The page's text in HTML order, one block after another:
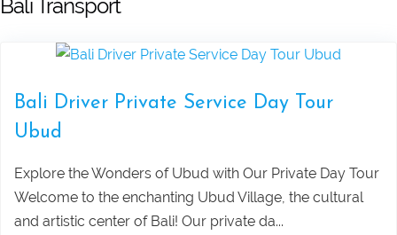
Terrace Tour
Watersport And Uluwatu Sunset Tour
Package
Mount Batur Sunrise Trekking – Best
tour
Lempuyang Temple Tour (The Gate to
Heaven) in East Bali
Bedugul dan Tanah Lot Sunset Tour
Pura Taman Ayun dan Tanah Lot
Bali Transport
Bali Driver Private Service Day Tour
Ubud
Explore the Wonders of Ubud with Our Private Day Tour
Welcome to the enchanting Ubud Village, the cultural
and artistic center of Bali! Our private da...